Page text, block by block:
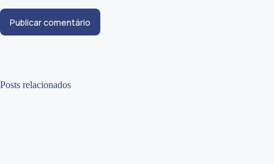
Publicar comentário
Posts relacionados